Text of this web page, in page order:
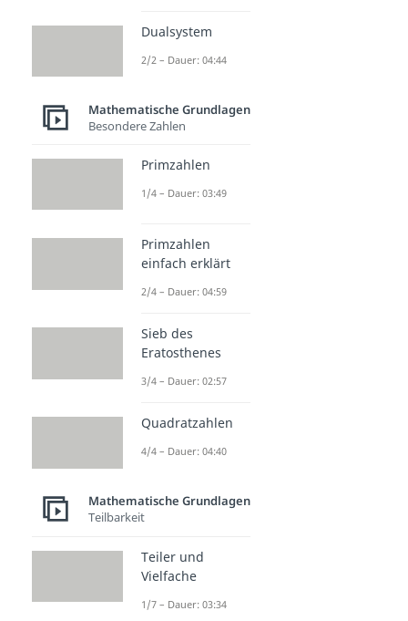
Dualsystem
2/2 – Dauer: 04:44
Mathematische Grundlagen
Besondere Zahlen
Primzahlen
1/4 – Dauer: 03:49
Primzahlen
einfach erklärt
2/4 – Dauer: 04:59
Sieb des
Eratosthenes
3/4 – Dauer: 02:57
Quadratzahlen
4/4 – Dauer: 04:40
Mathematische Grundlagen
Teilbarkeit
Teiler und
Vielfache
1/7 – Dauer: 03:34